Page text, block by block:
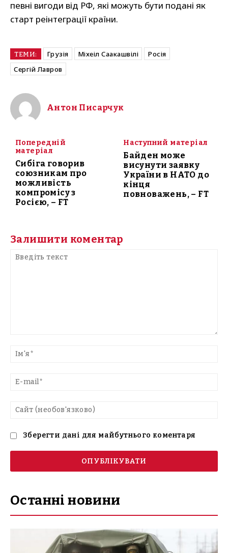
певні вигоди від РФ, які можуть бути подані як
старт реінтеграції країни.
ТЕМИ: Грузія Міхеіл Саакашвілі
Росія
Сергій Лавров
Антон Писарчук
Попередній
матеріал
Сибіга говорив
союзникам про
можливість
компромісу з
Росією, – FT
Наступний матеріал
Байден може
висунути заявку
України в НАТО до
кінця
повноважень, – FT
Залишити коментар
текст
Зберегти дані для майбутнього коментаря
Останні новини